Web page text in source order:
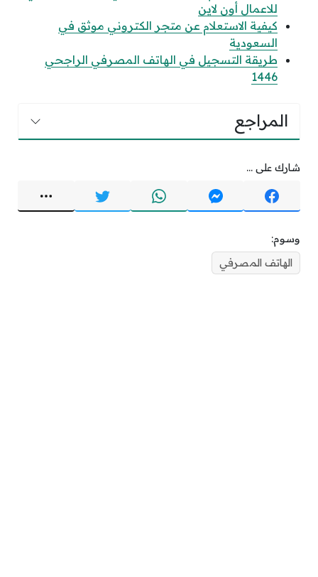
للاعمال أون لاين
كيفية الاستعلام عن متجر الكتروني موثق في
السعودية
طريقة التسجيل في الهاتف المصرفي الراجحي
1446
المراجع
شارك على ...
وسوم:
الهاتف المصرفي